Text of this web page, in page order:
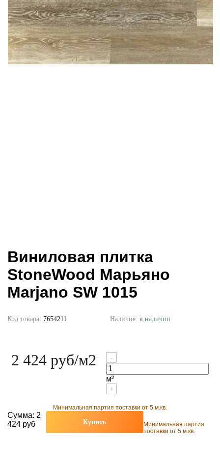
Виниловая плитка
StoneWood Марьяно
Marjano SW 1015
Код товара: 7654211 Наличие: в наличии
2 424 руб/м2 -
м²
+
Минимальная партия поставки от 5 м.кв.
Сумма: 2
424 руб
Купить
Минимальная партия
поставки от 5 м.кв.